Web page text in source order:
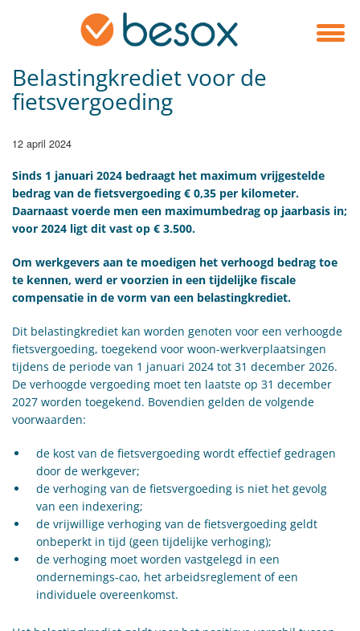
Belastingkrediet voor de
fietsvergoeding
12 april 2024
Sinds 1 januari 2024 bedraagt het maximum vrijgestelde
bedrag van de fietsvergoeding € 0,35 per kilometer.
Daarnaast voerde men een maximumbedrag op jaarbasis in;
voor 2024 ligt dit vast op € 3.500.
Om werkgevers aan te moedigen het verhoogd bedrag toe
te kennen, werd er voorzien in een tijdelijke fiscale
compensatie in de vorm van een belastingkrediet.
Dit belastingkrediet kan worden genoten voor een verhoogde
fietsvergoeding, toegekend voor woon-werkverplaatsingen
tijdens de periode van 1 januari 2024 tot 31 december 2026.
De verhoogde vergoeding moet ten laatste op 31 december
2027 worden toegekend. Bovendien gelden de volgende
voorwaarden:
de kost van de fietsvergoeding wordt effectief gedragen
door de werkgever;
de verhoging van de fietsvergoeding is niet het gevolg
van een indexering;
de vrijwillige verhoging van de fietsvergoeding geldt
onbeperkt in tijd (geen tijdelijke verhoging);
de verhoging moet worden vastgelegd in een
ondernemings-cao, het arbeidsreglement of een
individuele overeenkomst.